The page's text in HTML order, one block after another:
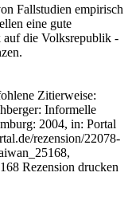
Fallstudien empirisch
eine gute
auf die Volksrepublik -
Zitierweise:
: Informelle
2004, in: Portal
rezension/22078-
Rezension drucken